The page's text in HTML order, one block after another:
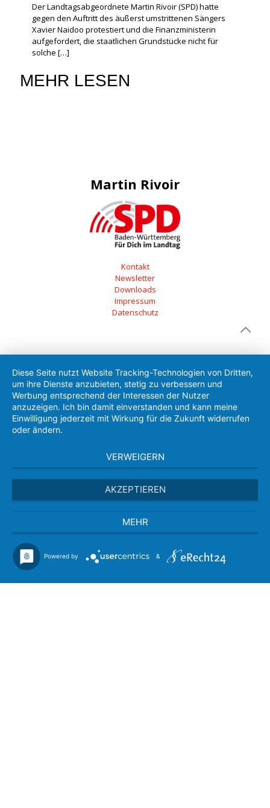
Der Landtagsabgeordnete Martin Rivoir (SPD) hatte
gegen den Auftritt des äußerst umstrittenen Sängers
Xavier Naidoo protestiert und die Finanzministerin
aufgefordert, die staatlichen Grundstücke nicht für
solche […]
MEHR LESEN
Martin Rivoir
Kontakt
Newsletter
Downloads
Impressum
Datenschutz
Diese Seite nutzt Website Tracking-Technologien von Dritten,
um ihre Dienste anzubieten, stetig zu verbessern und
Werbung entsprechend der Interessen der Nutzer
anzuzeigen. Ich bin damit einverstanden und kann meine
Einwilligung jederzeit mit Wirkung für die Zukunft widerrufen
oder ändern.
VERWEIGERN
AKZEPTIEREN
MEHR
Powered by &